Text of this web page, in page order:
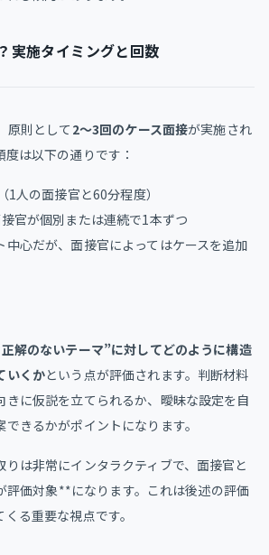
実施タイミングと回数
原則として 2〜3回のケース面接が実施され
度は以下の通りです：
1人の面接官と60分程度）
官が個別または連続で1本ずつ
中心だが、面接官によってはケースを追加
解のないテーマ”に対してどのように構造
いくかという点が評価されます。判断材料
きに仮説を立てられるか、曖昧な設定を自
きるかがポイントになります。
りは非常にインタラクティブで、面接官と
評価対象**になります。これは後述の評価
る重要な視点です。